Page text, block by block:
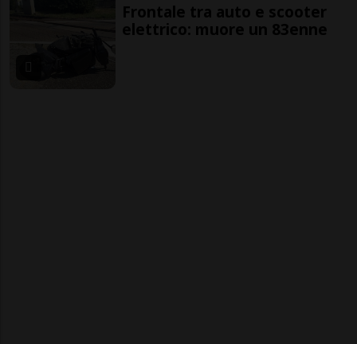
Frontale tra auto e scooter
elettrico: muore un 83enne